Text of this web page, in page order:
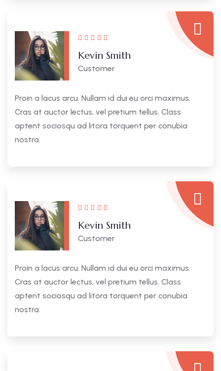
Kevin Smith
Customer
Proin a lacus arcu. Nullam id dui eu orci maximus.
Cras at auctor lectus, vel pretium tellus. Class
aptent sociosqu ad litora torquent per conubia
nostra.
Kevin Smith
Customer
Proin a lacus arcu. Nullam id dui eu orci maximus.
Cras at auctor lectus, vel pretium tellus. Class
aptent sociosqu ad litora torquent per conubia
nostra.